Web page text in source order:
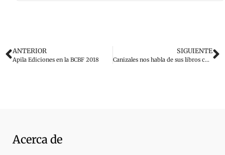
ANTERIOR
Apila Ediciones en la BCBF 2018
SIGUIENTE
Canizales nos habla de sus libros con APILA
Acerca de